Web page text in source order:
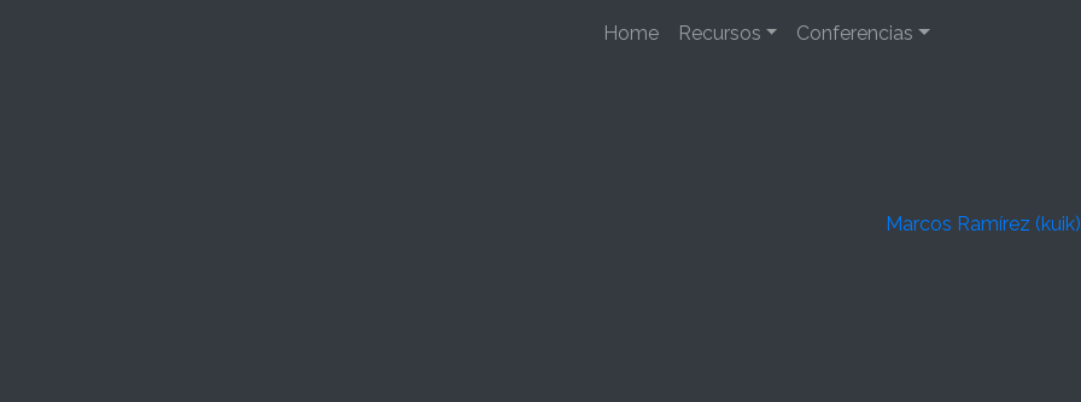
Home Recursos Conferencias
Marcos Ramírez (kuik)